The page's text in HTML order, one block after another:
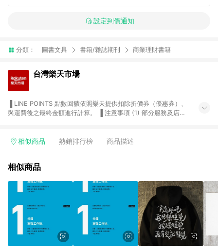
設定到價通知
分類： 圖書文具 書籍/雜誌期刊 商業理財書籍
台灣樂天市場
與運費後之最終金額進行計算。 ▐ 注意事項 (1) 部分服務及店家
Smart mobile、神腦生活、JS巨盛、樂天KOBO電子書，請詳閱
台灣樂天市場，並在同一瀏覽器於24小時內結帳，才享有 LINE
市場 45 天內完成訂單出貨及結帳，則不符合贈點資格。 (4) 如
使用APP、或中途瀏覽比價網、回饋網、Google等其他網頁、或
由網頁版(電腦版/手機版網頁)切換為App都將會造成追蹤中斷而
無法進行 LINE POINTS 回饋。 (5) LINE 購物為購物資訊整合性
平台，商品資料更新會有時間差，如顯示之商品規格、顏色、價
位、贈品與台灣樂天市場銷售網頁不符，以銷售網頁標示為準。
(6) 導購訂單已逾 365 天，根據台灣樂天回饋規定，逾期訂單將
相似商品 熱銷排行榜 商品描述
相似商品